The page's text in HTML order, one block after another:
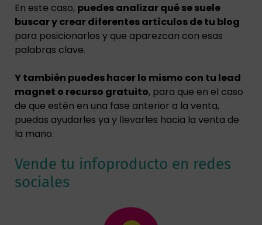
En este caso, puedes analizar qué se suele
buscar y crear diferentes artículos de tu blog
para posicionarlos y que aparezcan con esas
palabras clave.
Y también puedes hacer lo mismo con tu lead
magnet o recurso gratuito, para que en el caso
de que estén en una fase anterior a la venta,
puedas ayudarles ya y llevarles hacia la venta de
la mano.
Vende tu infoproducto en redes
sociales